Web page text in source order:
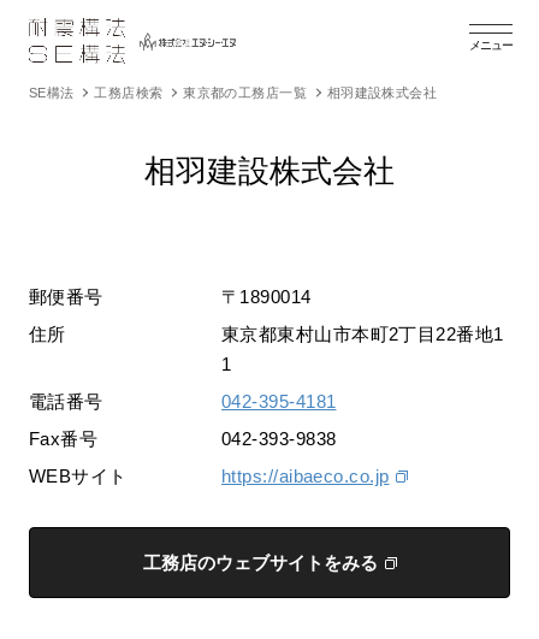
メニュー
SE構法 工務店検索 東京都の工務店一覧 相羽建設株式会社
相羽建設株式会社
郵便番号
〒1890014
住所
東京都東村山市本町2丁目22番地1
1
電話番号
042-395-4181
Fax番号
042-393-9838
WEBサイト
https://aibaeco.co.jp
工務店のウェブサイトをみる